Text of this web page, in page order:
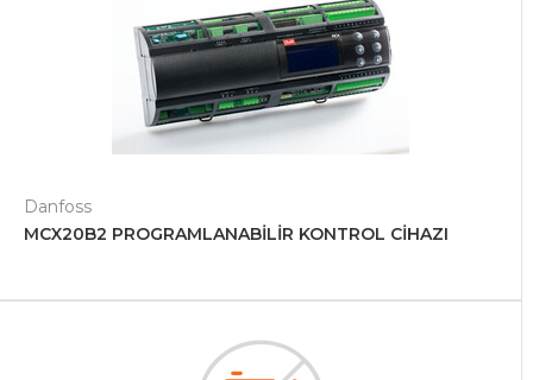
Danfoss
MCX20B2 PROGRAMLANABİLİR KONTROL CİHAZI